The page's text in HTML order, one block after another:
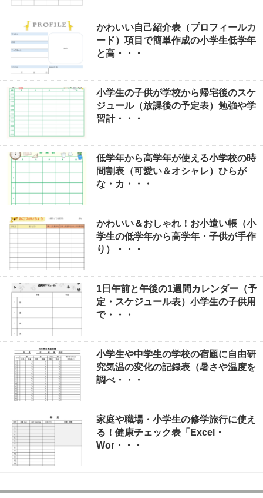
かわいい自己紹介表（プロフィールカ
ード）項目で簡単作成の小学生低学年
と高・・・
小学生の子供が学校から帰宅後のスケ
ジュール（放課後の予定表）勉強や学
習計・・・
低学年から高学年が使える小学校の時
間割表（可愛い＆オシャレ）ひらが
な・カ・・・
かわいい＆おしゃれ！お小遣い帳（小
学生の低学年から高学年・子供が手作
り）・・・
1日午前と午後の1週間カレンダー（予
定・スケジュール表）小学生の子供用
で・・・
小学生や中学生の学校の宿題に自由研
究気温の変化の記録表（暑さや温度を
調べ・・・
家庭や職場・小学生の修学旅行に使え
る！健康チェック表「Excel・
Wor・・・